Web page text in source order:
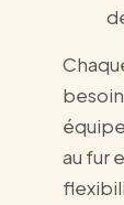
au fur